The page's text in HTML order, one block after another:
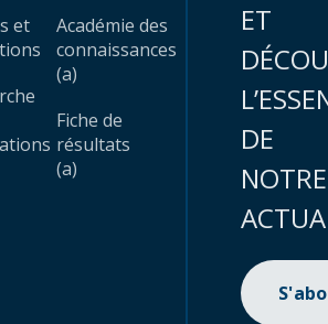
et
Académie des
connaissances
(a)
Fiche de
résultats
(a)
ET
DE
NOTRE